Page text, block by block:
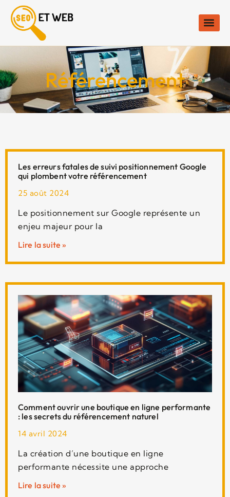
Référencement
Les erreurs fatales de suivi positionnement Google
qui plombent votre référencement
25 août 2024
Le positionnement sur Google représente un
enjeu majeur pour la
Lire la suite »
Comment ouvrir une boutique en ligne performante
: les secrets du référencement naturel
14 avril 2024
La création d’une boutique en ligne
performante nécessite une approche
Lire la suite »